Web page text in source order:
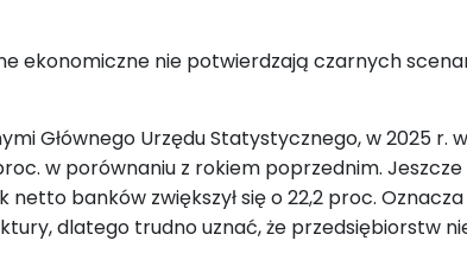
ekonomiczne nie potwierdzają czarnych
Głównego Urzędu Statystycznego, w 2025
w porównaniu z rokiem poprzednim.
netto banków zwiększył się o 22,2 proc.
dlatego trudno uznać, że przedsiębiorstw